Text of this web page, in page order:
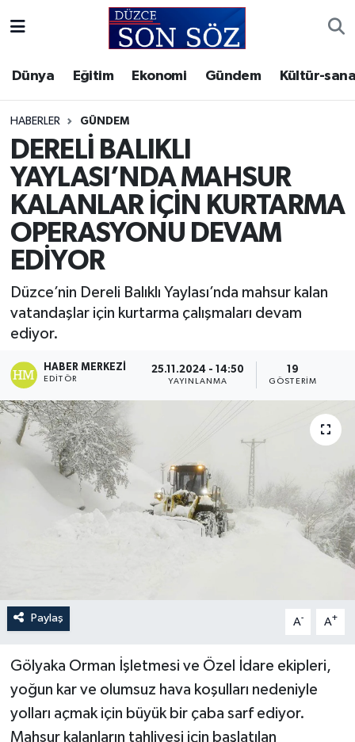
Dünya Eğitim Ekonomi Gündem Kültür-
HABERLER GÜNDEM
DERELİ BALIKLI
YAYLASI’NDA MAHSUR
KALANLAR İÇİN KURTARMA
OPERASYONU DEVAM
EDİYOR
Düzce’nin Dereli Balıklı Yaylası’nda mahsur kalan
vatandaşlar için kurtarma çalışmaları devam
ediyor.
HABER MERKEZI
EDITÖR
25.11.2024 - 14:50
YAYINLANMA
19
GÖSTERIM
Paylaş A- A+
Gölyaka Orman İşletmesi ve Özel İdare ekipleri,
yoğun kar ve olumsuz hava koşulları nedeniyle
yolları açmak için büyük bir çaba sarf ediyor.
Mahsur kalanların tahliyesi için başlatılan
Gizlilik Sözleşmesi
İletişim
Künye
Video Galeri
Akçakoca Hava Durumu
Akçakoca Trafik Yoğunluk Haritası
Süper Lig Puan Durumu ve Fikstür
Tüm Manşetler
Son Dakika Haberleri